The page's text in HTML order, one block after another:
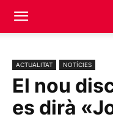
ACTUALITAT NOTÍCIES
El nou
es dirà